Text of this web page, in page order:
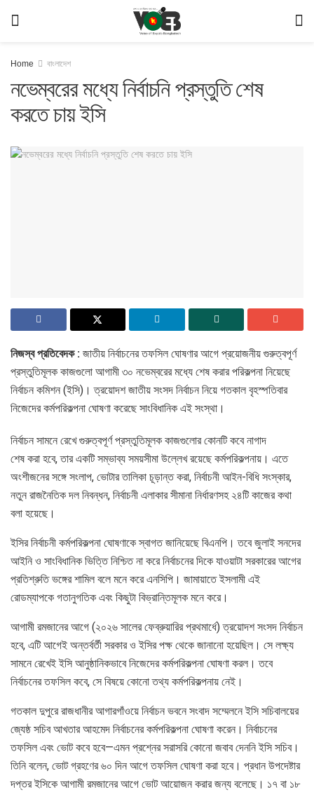
Home বাংলাদেশ
নভেম্বরের মধ্যে নির্বাচনি প্রস্তুতি শেষ
করতে চায় ইসি
নিজস্ব প্রতিবেদক : জাতীয় নির্বাচনের তফসিল ঘোষণার আগে প্রয়োজনীয় গুরুত্বপূর্ণ
প্রস্তুতিমূলক কাজগুলো আগামী ৩০ নভেম্বরের মধ্যে শেষ করার পরিকল্পনা নিয়েছে
নির্বাচন কমিশন (ইসি)। ত্রয়োদশ জাতীয় সংসদ নির্বাচন নিয়ে গতকাল বৃহস্পতিবার
নিজেদের কর্মপরিকল্পনা ঘোষণা করেছে সাংবিধানিক এই সংস্থা।
নির্বাচন সামনে রেখে গুরুত্বপূর্ণ প্রস্তুতিমূলক কাজগুলোর কোনটি কবে নাগাদ
শেষ করা হবে, তার একটি সম্ভাব্য সময়সীমা উল্লেখ রয়েছে কর্মপরিকল্পনায়। এতে
অংশীজনের সঙ্গে সংলাপ, ভোটার তালিকা চূড়ান্ত করা, নির্বাচনী আইন-বিধি সংস্কার,
নতুন রাজনৈতিক দল নিবন্ধন, নির্বাচনী এলাকার সীমানা নির্ধারণসহ ২৪টি কাজের কথা
বলা হয়েছে।
ইসির নির্বাচনী কর্মপরিকল্পনা ঘোষণাকে স্বাগত জানিয়েছে বিএনপি। তবে জুলাই সনদের
আইনি ও সাংবিধানিক ভিত্তি নিশ্চিত না করে নির্বাচনের দিকে যাওয়াটা সরকারের আগের
প্রতিশ্রুতি ভঙ্গের শামিল বলে মনে করে এনসিপি। জামায়াতে ইসলামী এই
রোডম্যাপকে গতানুগতিক এবং কিছুটা বিভ্রান্তিমূলক মনে করে।
আগামী রমজানের আগে (২০২৬ সালের ফেব্রুয়ারির প্রথমার্ধে) ত্রয়োদশ সংসদ নির্বাচন
হবে, এটি আগেই অন্তর্বর্তী সরকার ও ইসির পক্ষ থেকে জানানো হয়েছিল। সে লক্ষ্য
সামনে রেখেই ইসি আনুষ্ঠানিকভাবে নিজেদের কর্মপরিকল্পনা ঘোষণা করল। তবে
নির্বাচনের তফসিল কবে, সে বিষয়ে কোনো তথ্য কর্মপরিকল্পনায় নেই।
গতকাল দুপুরে রাজধানীর আগারগাঁওয়ে নির্বাচন ভবনে সংবাদ সম্মেলনে ইসি সচিবালয়ের
জ্যেষ্ঠ সচিব আখতার আহমেদ নির্বাচনের কর্মপরিকল্পনা ঘোষণা করেন। নির্বাচনের
তফসিল এবং ভোট কবে হবে—এমন প্রশ্নের সরাসরি কোনো জবাব দেননি ইসি সচিব।
তিনি বলেন, ভোট গ্রহণের ৬০ দিন আগে তফসিল ঘোষণা করা হবে। প্রধান উপদেষ্টার
দপ্তর ইসিকে আগামী রমজানের আগে ভোট আয়োজন করার জন্য বলেছে। ১৭ বা ১৮